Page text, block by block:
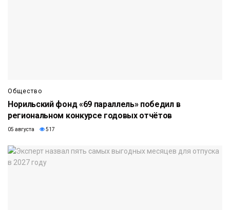
Общество
Норильский фонд «69 параллель» победил в
региональном конкурсе годовых отчётов
05 августа 517